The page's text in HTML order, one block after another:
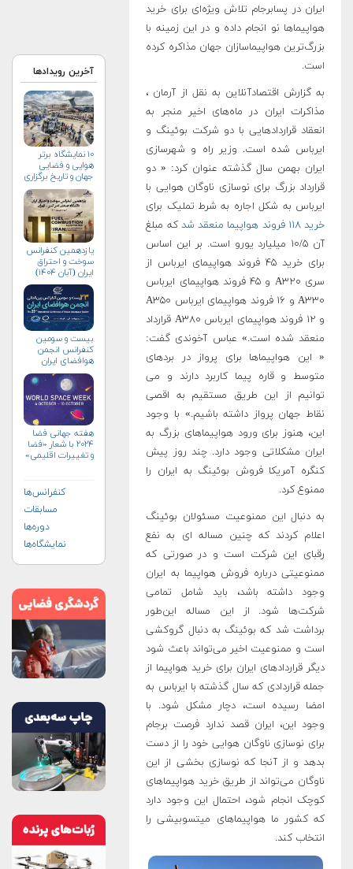
ایران در پسابرجام تلاش ویژه‌ای برای خرید
هواپیما‌ها نو انجام داده و در این زمینه با
بزرگ‌ترین هواپیما‌سازان جهان مذاکره کرده
است.
به گزارش اقتصادآنلاین به نقل از آرمان ،
مذاکرات ایران در ماه‌های اخیر منجر به
انعقاد قرار‌داد‌هایی با دو شرکت بوئینگ و
ایرباس شده است. وزیر راه و شهرسازی
ایران بهمن سال گذشته عنوان کرد: « دو
قرارداد بزرگ برای نوسازی ناوگان هوایی با
ایرباس به شکل اجاره به شرط تملیک برای
خرید ۱۱۸ فروند هواپیما منعقد شد
که مبلغ
آن ۱۰/۵ میلیارد یورو است. بر این اساس
برای خرید ۴۵ فروند هواپیمای ایرباس از
سری A۳۲۰ و ۴۵ فروند هواپیمای ایرباس
A۳۳۰ و ۱۶ فروند هواپیمای ایرباس A۳۵۰
و ۱۲ فروند هواپیمای ایرباس A۳۸۰ قرارداد
منعقد شده است.» عباس آخوندی گفت:
« این هواپیماها برای پرواز در بردهای
متوسط و قاره پیما کاربرد دارند و می
توانیم از این طریق مستقیم به اقصی
نقاط جهان پرواز داشته باشیم.» با وجود
این، هنوز برای ورود هواپیما‌های بزرگ به
ایران مشکلاتی وجود دارد. چند روز پیش
کنگره آمریکا فروش بوئینگ به ایران را
ممنوع کرد.
به دنبال این ممنوعیت مسئولان بوئینگ
اعلام کردند که چنین مساله ای به نفع
رقبای این شرکت است و در صورتی که
ممنوعیتی درباره فروش هواپیما به ایران
وجود داشته باشد، باید شامل تمامی
شرکت‌ها شود. از این مساله این‌طور
برداشت شد که بوئینگ به دنبال گروکشی
است و ممنوعیت اخیر می‌تواند باعث شود
دیگر قرارداد‌های ایران برای خرید هواپیما از
جمله قراردادی که سال گذشته با ایرباس به
امضا رسیده است، دچار مشکل شود. با
وجود این، ایران قصد ندارد فرصت برجام
برای نوسازی ناوگان هوایی خود را از دست
بدهد و از آنجا که نوسازی بخشی از این
ناوگان می‌تواند از طریق خرید هواپیما‌های
کوچک انجام شود، احتمال این وجود دارد
که کشور ما هواپیما‌های میتسوبیشی را
انتخاب کند.
آخرین رویدادها
۱۰ نمایشگاه برتر
هوایی و فضایی
جهان و تاریخ برگزاری
آن‌ها
یازدهمین کنفرانس
سوخت و احتراق
ایران (آبان‌ ۱۴۰۴)
بیست و سومین
کنفرانس انجمن
هوافضای ايران
هفته جهانی فضا
۲۰۲۴ با شعار «فضا
و تغییرات اقلیمی»
کنفرانس‌ها
مسابقات
دوره‌ها
نمایشگاه‌ها